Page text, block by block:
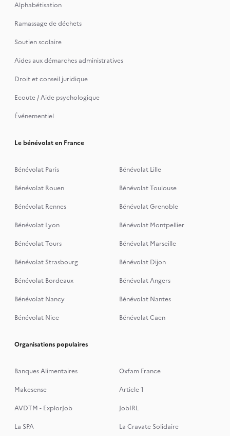
Alphabétisation
Ramassage de déchets
Soutien scolaire
Aides aux démarches administratives
Droit et conseil juridique
Ecoute / Aide psychologique
Événementiel
Le bénévolat en France
Bénévolat Paris
Bénévolat Lille
Bénévolat Rouen
Bénévolat Toulouse
Bénévolat Rennes
Bénévolat Grenoble
Bénévolat Lyon
Bénévolat Montpellier
Bénévolat Tours
Bénévolat Marseille
Bénévolat Strasbourg
Bénévolat Dijon
Bénévolat Bordeaux
Bénévolat Angers
Bénévolat Nancy
Bénévolat Nantes
Bénévolat Nice
Bénévolat Caen
Organisations populaires
Banques Alimentaires
Oxfam France
Makesense
Article 1
AVDTM - ExplorJob
JobIRL
La SPA
La Cravate Solidaire